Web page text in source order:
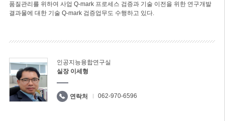
품질관리를 위하여 사업 Q-mark 프로세스 검증과 기술 이전을 위한 연구개발
결과물에 대한 기술 Q-mark 검증업무도 수행하고 있다.
인공지능융합연구실
실장 이세형
연락처 062-970-6596